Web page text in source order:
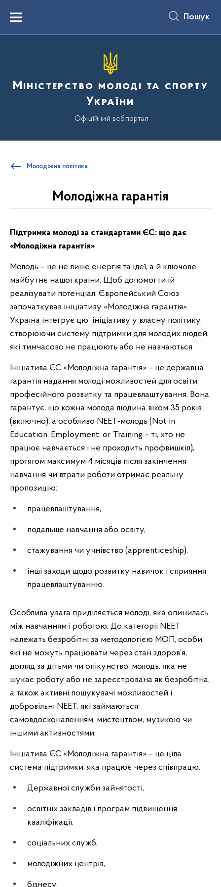
вмістуMenu Пошук
Міністерство молоді та спорту
України
Офіційний вебпортал
Молодіжна політика
Молодіжна гарантія
Підтримка молоді за стандартами ЄС: що дає
«Молодіжна гарантія»
Молодь – це не лише енергія та ідеї, а й ключове
майбутнє нашої країни. Щоб допомогти їй
реалізувати потенціал, Європейський Союз
започаткував ініціативу «Молодіжна гарантія».
Україна інтегрує цю ініціативу у власну політику,
створюючи систему підтримки для молодих людей,
які тимчасово не працюють або не навчаються.
Ініціатива ЄС «Молодіжна гарантія» – це державна
гарантія надання молоді можливостей для освіти,
професійного розвитку та працевлаштування. Вона
гарантує, що кожна молода людина віком 35 років
(включно), а особливо NEET-молодь (Not in
Education, Employment, or Training – ті, хто не
працює навчається і не проходить профвишкіл),
протягом максимум 4 місяців після закінчення
навчання чи втрати роботи отримає реальну
пропозицію:
працевлаштування,
подальше навчання або освіту,
стажування чи учнівство (apprenticeship),
інші заходи щодо розвитку навичок і сприяння
працевлаштуванню.
Особлива увага приділяється молоді, яка опинилась
між навчанням і роботою. До категорії NEET
належать безробітні за методологією МОП, особи,
які не можуть працювати через стан здоров’я,
догляд за дітьми чи опікунство, молодь, яка не
шукає роботу або не зареєстрована як безробітна,
а також активні пошукувачі можливостей і
добровільні NEET, які займаються
самовдосконаленням, мистецтвом, музикою чи
іншими активностями.
Ініціатива ЄС «Молодіжна гарантія» – це ціла
система підтримки, яка працює через співпрацю:
Державної служби зайнятості,
освітніх закладів і програм підвищення
кваліфікації,
соціальних служб,
молодіжних центрів,
бізнесу.